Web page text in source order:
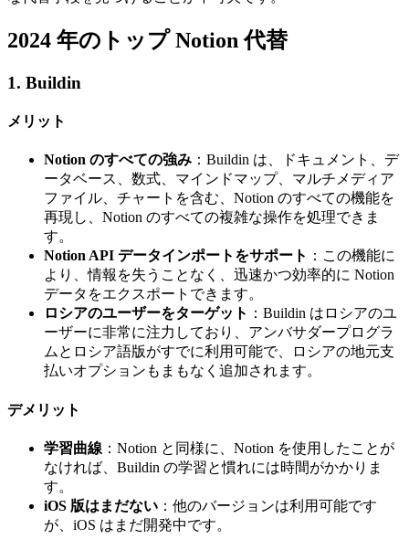
2024 年のトップ Notion 代替
1. Buildin
メリット
Notion のすべての強み ：Buildin は、ドキュメント、デ
ータベース、数式、マインドマップ、マルチメディア
ファイル、チャートを含む、Notion のすべての機能を
再現し、Notion のすべての複雑な操作を処理できま
す。
Notion API データインポートをサポート ：この機能に
より、情報を失うことなく、迅速かつ効率的に Notion
データをエクスポートできます。
ロシアのユーザーをターゲット ：Buildin はロシアのユ
ーザーに非常に注力しており、アンバサダープログラ
ムとロシア語版がすでに利用可能で、ロシアの地元支
払いオプションもまもなく追加されます。
デメリット
学習曲線 ：Notion と同様に、Notion を使用したことが
なければ、Buildin の学習と慣れには時間がかかりま
す。
iOS 版はまだない ：他のバージョンは利用可能です
が、iOS はまだ開発中です。